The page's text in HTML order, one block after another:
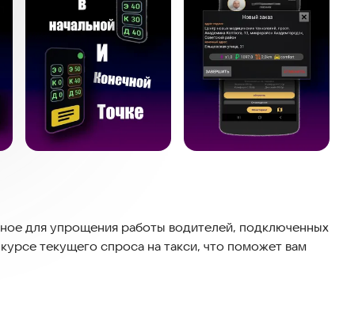
для упрощения работы водителей, подключенных
текущего спроса на такси, что поможет вам